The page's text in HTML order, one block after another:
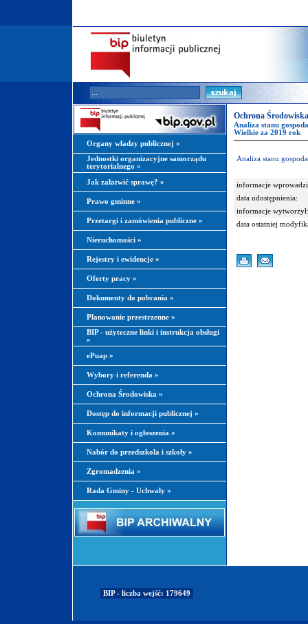
Organy władzy publicznej »
Jednostki organizacyjne samorządu
terytorialnego »
Jak załatwić sprawę? »
Prawo gminne »
Przetargi i zamówienia publiczne »
Nieruchomości »
Rejestry i ewidencje »
Oferty pracy »
Dokumenty do pobrania »
Planowanie przestrzenne »
BIP - użyteczne linki i instrukcja obsługi
»
ePuap »
Wybory i referenda »
Ochrona Środowiska »
Dostęp do informacji publicznej »
Komunikaty i ogłoszenia »
Nabór do przedszkola i szkoły »
Zgromadzenia »
Rada Gminy - Uchwały »
Ochrona
Analiza stanu
Wielkie za 2019 rok
Analiza stanu
informacje
data udostępnienia:
informacje wytworzył:
data ostatniej
BIP - liczba wejść: 179649